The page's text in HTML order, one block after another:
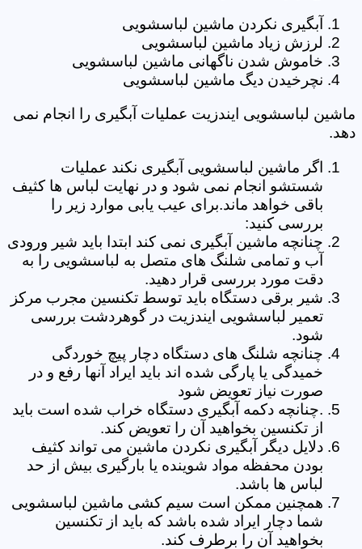
آبگیری نکردن ماشین لباسشویی
لرزش زیاد ماشین لباسشویی
خاموش شدن ناگهانی ماشین لباسشویی
نچرخیدن دیگ ماشین لباسشویی
ماشین لباسشویی ایندزیت عملیات آبگیری را انجام نمی
دهد.
اگر ماشین لباسشویی آبگیری نکند عملیات
شستشو انجام نمی شود و در نهایت لباس ها کثیف
باقی خواهد ماند.برای عیب یابی موارد زیر را
بررسی کنید:
چنانچه ماشین آبگیری نمی کند ابتدا باید شیر ورودی
آب و تمامی شلنگ های متصل به لباسشویی را به
دقت مورد بررسی قرار دهید.
شیر برقی دستگاه باید توسط تکنسین مجرب مرکز
تعمیر لباسشویی ایندزیت در گوهردشت بررسی
شود.
چنانچه شلنگ های دستگاه دچار پیچ خوردگی
خمیدگی یا پارگی شده اند باید ایراد آنها رفع و در
صورت نیاز تعویض شود
.چنانچه دکمه آبگیری دستگاه خراب شده است باید
از تکنسین بخواهید آن را تعویض کند.
دلایل دیگر آبگیری نکردن ماشین می تواند کثیف
بودن محفظه مواد شوینده یا بارگیری بیش از حد
لباس ها باشد.
همچنین ممکن است سیم کشی ماشین لباسشویی
شما دچار ایراد شده باشد که باید از تکنسین
بخواهید آن را برطرف کند.